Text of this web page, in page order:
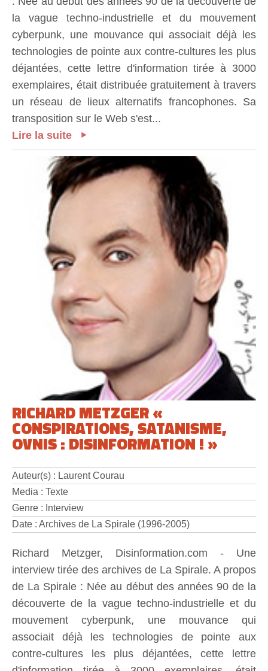
la vague techno-industrielle et du mouvement
cyberpunk, une mouvance qui associait déjà les
technologies de pointe aux contre-cultures les plus
déjantées, cette lettre d'information tirée à 3000
exemplaires, était distribuée gratuitement à travers
un réseau de lieux alternatifs francophones. Sa
transposition sur le Web s'est...
Lire la suite
RICHARD METZGER «
CONSPIRATIONS, SATANISME,
OVNIS : DISINFORMATION ! »
Auteur(s) : Laurent Courau
Media : Texte
Genre : Interview
Date : Archives de La Spirale (1996-2005)
Richard Metzger, Disinformation.com - Une
interview tirée des archives de La Spirale. A propos
de La Spirale : Née au début des années 90 de la
découverte de la vague techno-industrielle et du
mouvement cyberpunk, une mouvance qui
associait déjà les technologies de pointe aux
contre-cultures les plus déjantées, cette lettre